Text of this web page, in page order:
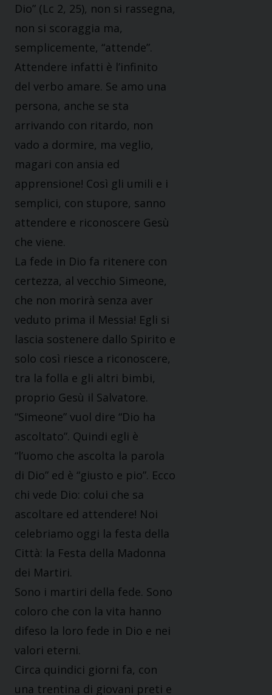
Dio” (Lc 2, 25), non si rassegna,
non si scoraggia ma,
semplicemente, “attende”.
Attendere infatti è l’infinito
del verbo amare. Se amo una
persona, anche se sta
arrivando con ritardo, non
vado a dormire, ma veglio,
magari con ansia ed
apprensione! Così gli umili e i
semplici, con stupore, sanno
attendere e riconoscere Gesù
che viene.
La fede in Dio fa ritenere con
certezza, al vecchio Simeone,
che non morirà senza aver
veduto prima il Messia! Egli si
lascia sostenere dallo Spirito e
solo così riesce a riconoscere,
tra la folla e gli altri bimbi,
proprio Gesù il Salvatore.
“Simeone” vuol dire “Dio ha
ascoltato”. Quindi egli è
“l’uomo che ascolta la parola
di Dio” ed è “giusto e pio”. Ecco
chi vede Dio: colui che sa
ascoltare ed attendere! Noi
celebriamo oggi la festa della
Città: la Festa della Madonna
dei Martiri.
Sono i martiri della fede. Sono
coloro che con la vita hanno
difeso la loro fede in Dio e nei
valori eterni.
Circa quindici giorni fa, con
una trentina di giovani preti e